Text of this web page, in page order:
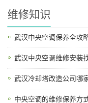
维修知识
武汉中央空调保养全攻
武汉中央空调维修安装
武汉冷却塔改造公司哪
中央空调的维修保养方式